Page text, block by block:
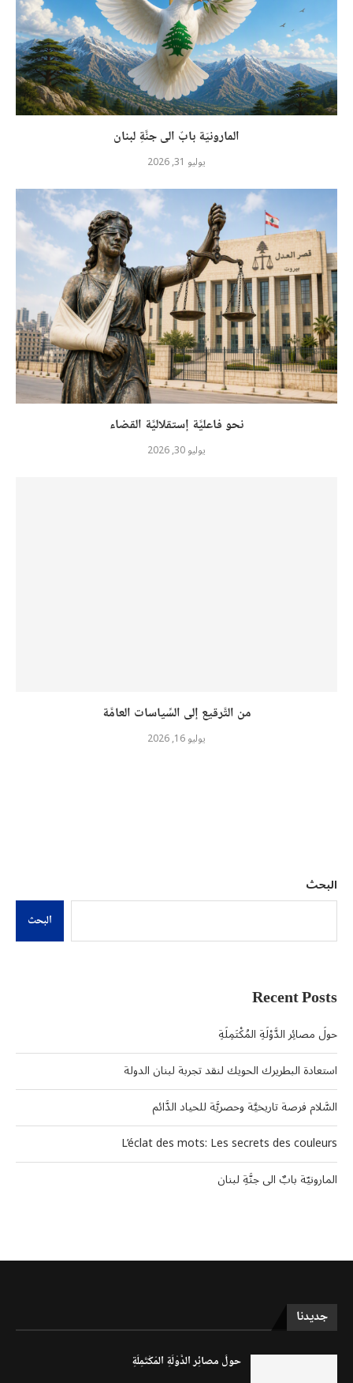
المارونيّة بابٌ الى جنَّةِ لبنان
يوليو 31, 2026
نحو فاعليَّة إستقلاليَّة القضاء
يوليو 30, 2026
من التَّرقيع إلى السِّياسات العامَّة
يوليو 16, 2026
البحث
البحث
Recent Posts
حولَ مصائِر الدَّوْلَةِ المُكْتَمِلَةِ
استعادة البطريرك الحويك لنقد تجربة لبنان الدولة
السَّلام فرصة تاريخيَّة وحصريَّة للحياد الدَّائم
L’éclat des mots: Les secrets des couleurs
المارونيّة بابٌ الى جنَّةِ لبنان
جديدنا
حولَ مصائِر الدَّوْلَةِ المُكْتَمِلَةِ